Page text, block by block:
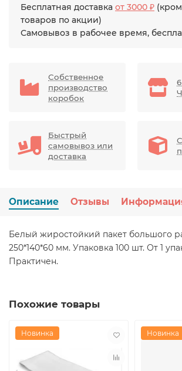
Бесплатная доставка от 3000 ₽
товаров по акции)
Самовывоз в рабочее время,
Собственное
производство
коробок
Быстрый
самовывоз или
доставка
Описание Отзывы
Белый жиростойкий пакет большого
250*140*60 мм. Упаковка 100 шт. От 1
Практичен.
Похожие товары
Новинка Новинка